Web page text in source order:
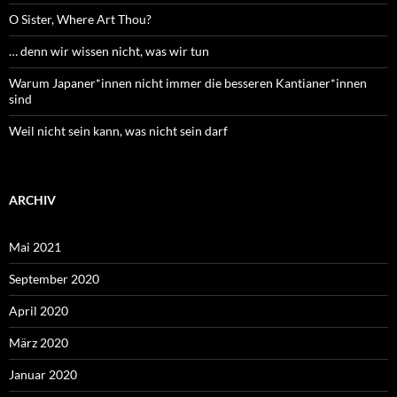
O Sister, Where Art Thou?
… denn wir wissen nicht, was wir tun
Warum Japaner*innen nicht immer die besseren Kantianer*innen
sind
Weil nicht sein kann, was nicht sein darf
ARCHIV
Mai 2021
September 2020
April 2020
März 2020
Januar 2020